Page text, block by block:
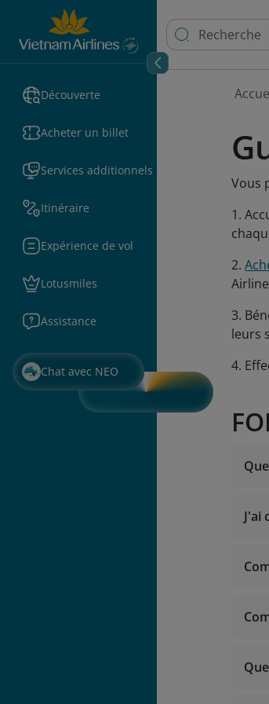
Découverte
Acheter un billet
Services additionnels
Itinéraire
Expérience de vol
Lotusmiles
Assistance
Chat avec NEO
Vous
1.
2.
3.
leurs
4.
J'ai